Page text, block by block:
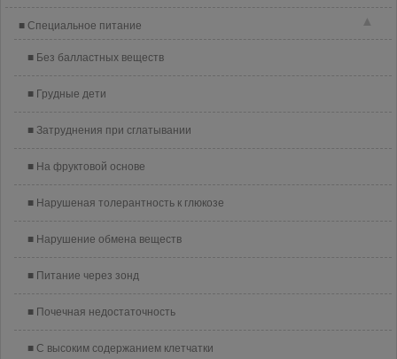
▲
Специальное питание
Без балластных веществ
Грудные дети
Затруднения при сглатывании
На фруктовой основе
Нарушеная толерантность к глюкозе
Нарушение обмена веществ
Питание через зонд
Почечная недостаточность
С высоким содержанием клетчатки